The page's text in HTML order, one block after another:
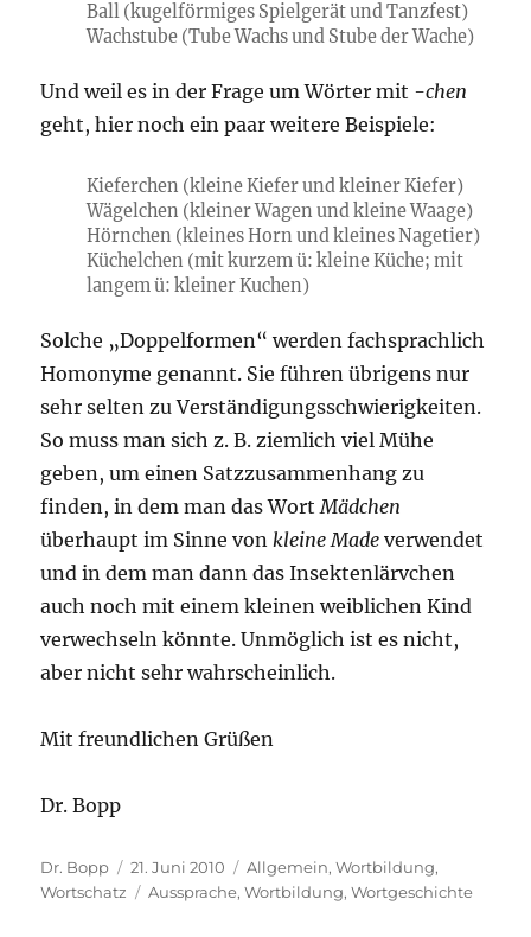
Ball (kugelförmiges Spielgerät und Tanzfest)
Wachstube (Tube Wachs und Stube der Wache)
Und weil es in der Frage um Wörter mit -chen
geht, hier noch ein paar weitere Beispiele:
Kieferchen (kleine Kiefer und kleiner Kiefer)
Wägelchen (kleiner Wagen und kleine Waage)
Hörnchen (kleines Horn und kleines Nagetier)
Küchelchen (mit kurzem ü: kleine Küche; mit
langem ü: kleiner Kuchen)
Solche „Doppelformen“ werden fachsprachlich
Homonyme genannt. Sie führen übrigens nur
sehr selten zu Verständigungsschwierigkeiten.
So muss man sich z. B. ziemlich viel Mühe
geben, um einen Satzzusammenhang zu
finden, in dem man das WortMädchen
überhaupt im Sinne vonkleine Made verwendet
und in dem man dann das Insektenlärvchen
auch noch mit einem kleinen weiblichen Kind
verwechseln könnte. Unmöglich ist es nicht,
aber nicht sehr wahrscheinlich.
Mit freundlichen Grüßen
Dr. Bopp
Autor
Dr. Bopp
Veröffentlicht
am
21. Juni 2010 Kategorien
Allgemein,Wortbildung,
Wortschatz
Schlagwörter
Aussprache,Wortbildung,Wortgeschichte